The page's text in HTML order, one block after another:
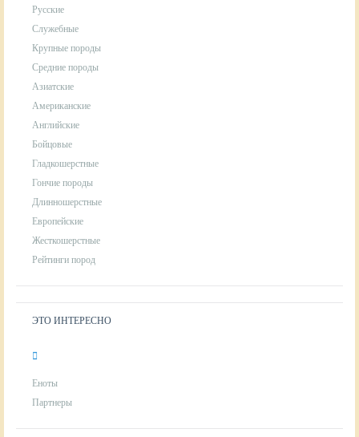
Русские
Служебные
Крупные породы
Средние породы
Азиатские
Американские
Английские
Бойцовые
Гладкошерстные
Гончие породы
Длинношерстные
Европейские
Жесткошерстные
Рейтинги пород
ЭТО ИНТЕРЕСНО
Еноты
Партнеры